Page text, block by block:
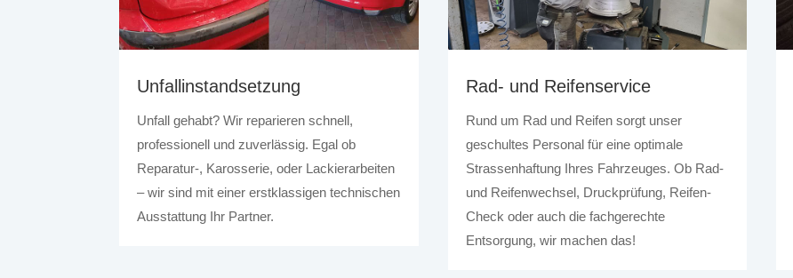
Unfallinstandsetzung
Unfall gehabt? Wir reparieren schnell,
professionell und zuverlässig. Egal ob
Reparatur-, Karosserie, oder Lackierarbeiten
– wir sind mit einer erstklassigen technischen
Ausstattung Ihr Partner.
Rad- und Reifenservice
Rund um Rad und Reifen sorgt unser
geschultes Personal für eine optimale
Strassenhaftung Ihres Fahrzeuges. Ob Rad-
und Reifenwechsel, Druckprüfung, Reifen-
Check oder auch die fachgerechte
Entsorgung, wir machen das!